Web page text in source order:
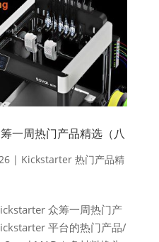
一周热门产品精选（八
| Kickstarter 热门产品精
众筹一周热门产
平台的热门产品/